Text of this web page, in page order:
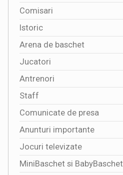
Comisari
Istoric
Arena de baschet
Jucatori
Antrenori
Staff
Comunicate de presa
Anunturi importante
Jocuri televizate
MiniBaschet si BabyBaschet